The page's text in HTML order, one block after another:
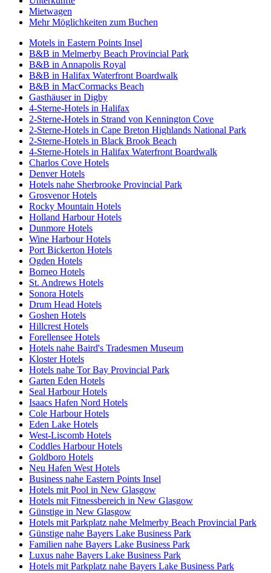
Mietwagen
Mehr Möglichkeiten zum Buchen
Motels in Eastern Points Insel
B&B in Melmerby Beach Provincial Park
B&B in Annapolis Royal
B&B in Halifax Waterfront Boardwalk
B&B in MacCormacks Beach
Gasthäuser in Digby
4-Sterne-Hotels in Halifax
2-Sterne-Hotels in Strand von Kennington Cove
2-Sterne-Hotels in Cape Breton Highlands National Park
2-Sterne-Hotels in Black Brook Beach
4-Sterne-Hotels in Halifax Waterfront Boardwalk
Charlos Cove Hotels
Denver Hotels
Hotels nahe Sherbrooke Provincial Park
Grosvenor Hotels
Rocky Mountain Hotels
Holland Harbour Hotels
Dunmore Hotels
Wine Harbour Hotels
Port Bickerton Hotels
Ogden Hotels
Borneo Hotels
St. Andrews Hotels
Sonora Hotels
Drum Head Hotels
Goshen Hotels
Hillcrest Hotels
Forellensee Hotels
Hotels nahe Baird's Tradesmen Museum
Kloster Hotels
Hotels nahe Tor Bay Provincial Park
Garten Eden Hotels
Seal Harbour Hotels
Isaacs Hafen Nord Hotels
Cole Harbour Hotels
Eden Lake Hotels
West-Liscomb Hotels
Coddles Harbour Hotels
Goldboro Hotels
Neu Hafen West Hotels
Business nahe Eastern Points Insel
Hotels mit Pool in New Glasgow
Hotels mit Fitnessbereich in New Glasgow
Günstige in New Glasgow
Hotels mit Parkplatz nahe Melmerby Beach Provincial Park
Günstige nahe Bayers Lake Business Park
Familien nahe Bayers Lake Business Park
Luxus nahe Bayers Lake Business Park
Hotels mit Parkplatz nahe Bayers Lake Business Park